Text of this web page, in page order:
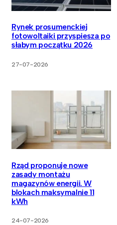
Rynek prosumenckiej
fotowoltaiki przyspiesza po
słabym początku 2026
27-07-2026
Rząd proponuje nowe
zasady montażu
magazynów energii. W
blokach maksymalnie 11
kWh
24-07-2026